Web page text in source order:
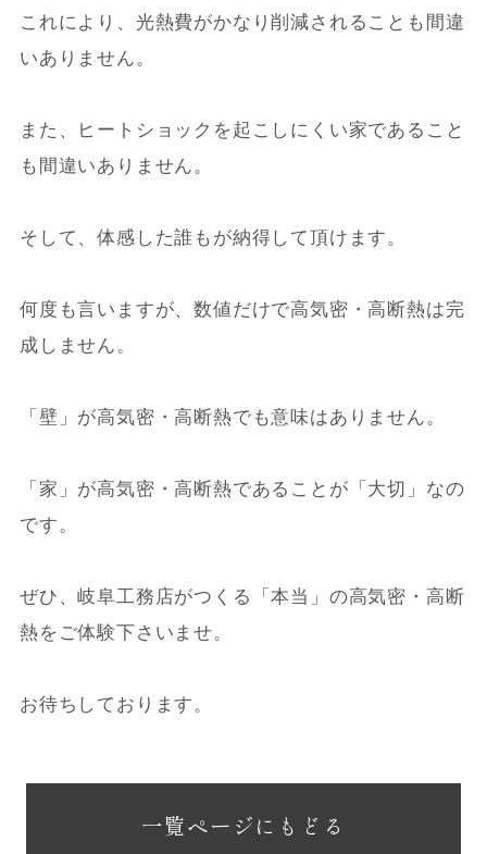
これにより、光熱費がかなり削減されることも間違
いありません。
また、ヒートショックを起こしにくい家であること
も間違いありません。
そして、体感した誰もが納得して頂けます。
何度も言いますが、数値だけで高気密・高断熱は完
成しません。
「壁」が高気密・高断熱でも意味はありません。
「家」が高気密・高断熱であることが「大切」なの
です。
ぜひ、岐阜工務店がつくる「本当」の高気密・高断
熱をご体験下さいませ。
お待ちしております。
一覧ページにもどる